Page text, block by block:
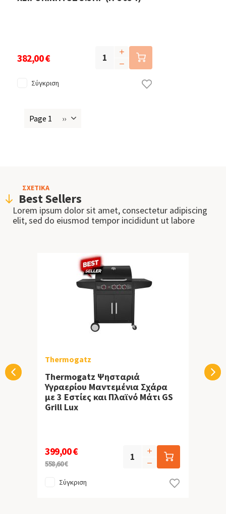
382,00 €
Σύγκριση
Page 1
Next
››
ΣΧΕΤΙΚΑ
Best Sellers
Lorem ipsum dolor sit amet, consectetur adipiscing
elit, sed do eiusmod tempor incididunt ut labore
Thermogatz
Thermogatz Ψησταριά
Υγραερίου Μαντεμένια Σχάρα
με 3 Εστίες και Πλαϊνό Μάτι GS
Grill Lux
399,00 €
558,60 €
Σύγκριση